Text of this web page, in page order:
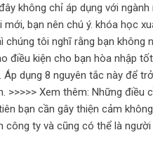
không chỉ áp dụng với
mới, bạn nên chú ý. khóa học
chúng tôi nghĩ rằng bạn không
điều kiện cho bạn hòa nhập
Áp dụng 8 nguyên tắc này để
>>>>> Xem thêm: Những điều
bạn cần gây thiện cảm
công ty và cũng có thể là